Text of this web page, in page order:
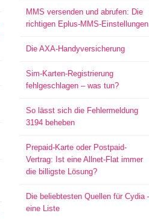
MMS versenden und abrufen: Die
richtigen Eplus-MMS-Einstellungen
Die AXA-Handyversicherung
Sim-Karten-Registrierung
fehlgeschlagen – was tun?
So lässt sich die Fehlermeldung
3194 beheben
Prepaid-Karte oder Postpaid-
Vertrag: Ist eine Allnet-Flat immer
die billigste Lösung?
Die beliebtesten Quellen für Cydia
eine Liste